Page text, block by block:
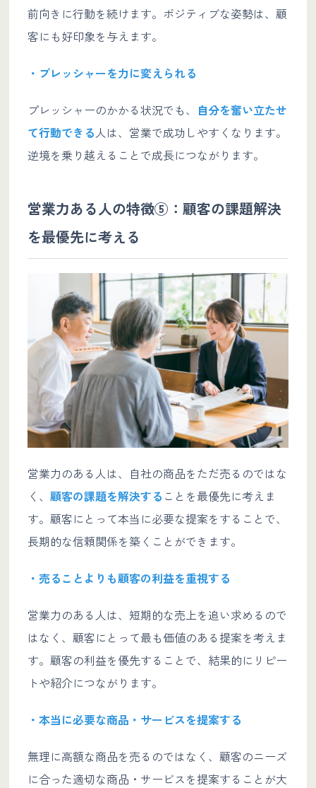
前向きに行動を続けます。ポジティブな姿勢は、顧
客にも好印象を与えます。
・プレッシャーを力に変えられる
プレッシャーのかかる状況でも、
自分を奮い立たせ
て行動できる人は、営業で成功しやすくなります。
逆境を乗り越えることで成長につながります。
営業力ある人の特徴⑤：顧客の課題解決
を最優先に考える
営業力のある人は、自社の商品をただ売るのではな
く、 顧客の課題を解決する ことを最優先に考えま
す。顧客にとって本当に必要な提案をすることで、
長期的な信頼関係を築くことができます。
・売ることよりも顧客の利益を重視する
営業力のある人は、短期的な売上を追い求めるので
はなく、顧客にとって最も価値のある提案を考えま
す。顧客の利益を優先することで、結果的にリピー
トや紹介につながります。
・本当に必要な商品・サービスを提案する
無理に高額な商品を売るのではなく、顧客のニーズ
に合った適切な商品・サービスを提案することが大